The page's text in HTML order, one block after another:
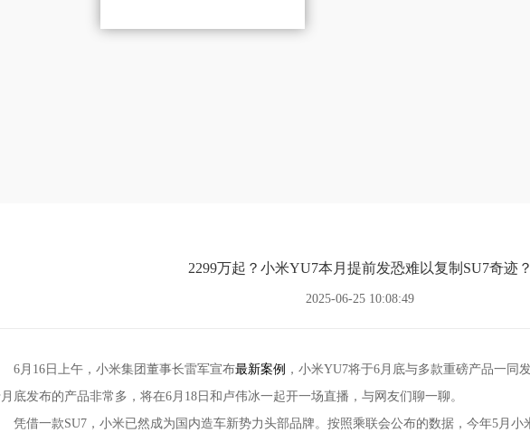
2299万起？小米YU7本月提前发恐难以复制SU7奇迹？
2025-06-25 10:08:49
16日上午，小米集团董事长雷军宣布最新案例 ，小米YU7将于6月底与多款重磅产品一同
底发布的产品非常多，将在6月18日和卢伟冰一起开一场直播，与网友们聊一聊。
一款SU7，小米已然成为国内造车新势力头部品牌。按照乘联会公布的数据，今年5月小